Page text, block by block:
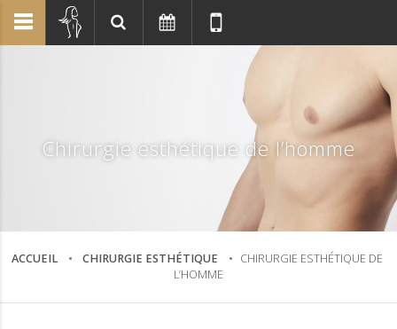
Chirurgie esthétique de l’homme
ACCUEIL CHIRURGIE ESTHÉTIQUE
CHIRURGIE ESTHÉTIQUE DE
L’HOMME